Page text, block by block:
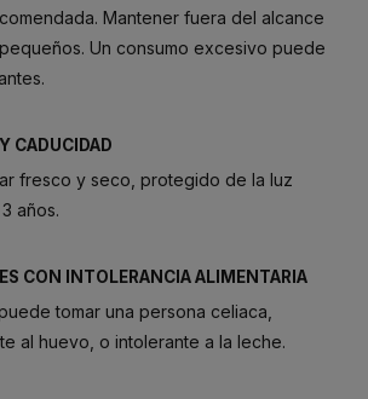
Mantener fuera del alcance
Un consumo excesivo puede
CADUCIDAD
fresco y seco, protegido de la luz
años.
CON INTOLERANCIA ALIMENTARIA
tomar una persona celiaca,
al huevo, o intolerante a la leche.